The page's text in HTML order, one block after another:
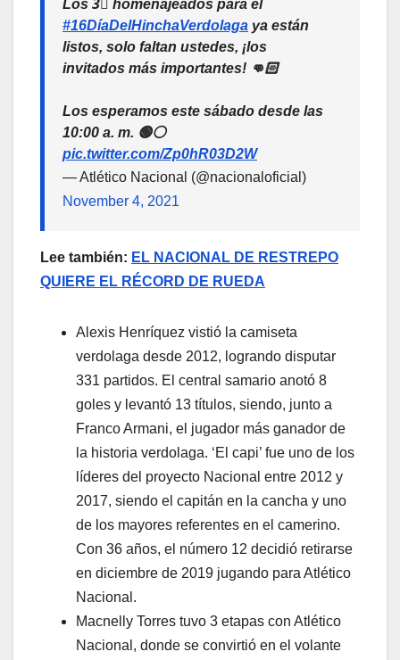
Los 3⃣ homenajeados para el
#16DíaDelHinchaVerdolaga ya están
listos, solo faltan ustedes, ¡los
invitados más importantes! 👊🏻
Los esperamos este sábado desde las
10:00 a. m. 🟢⚪️
pic.twitter.com/Zp0hR03D2W
— Atlético Nacional (@nacionaloficial)
November 4, 2021
Lee también: EL NACIONAL DE RESTREPO
QUIERE EL RÉCORD DE RUEDA
Alexis Henríquez vistió la camiseta
verdolaga desde 2012, logrando disputar
331 partidos. El central samario anotó 8
goles y levantó 13 títulos, siendo, junto a
Franco Armani, el jugador más ganador de
la historia verdolaga. ‘El capi’ fue uno de los
líderes del proyecto Nacional entre 2012 y
2017, siendo el capitán en la cancha y uno
de los mayores referentes en el camerino.
Con 36 años, el número 12 decidió retirarse
en diciembre de 2019 jugando para Atlético
Nacional.
Macnelly Torres tuvo 3 etapas con Atlético
Nacional, donde se convirtió en el volante